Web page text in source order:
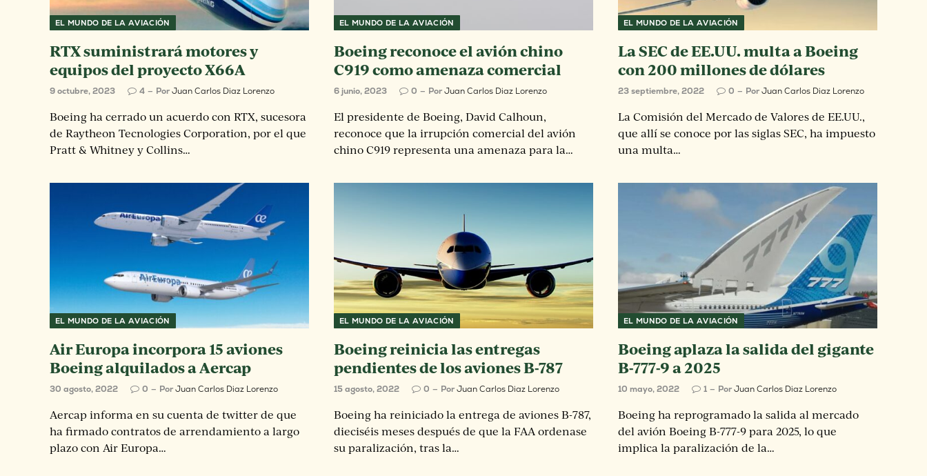
EL MUNDO DE LA AVIACIÓN
RTX suministrará motores y
equipos del proyecto X66A
9 octubre, 2023 4 PorJuan Carlos Diaz Lorenzo
Boeing ha cerrado un acuerdo con RTX, sucesora
de Raytheon Tecnologies Corporation, por el que
Pratt & Whitney y Collins…
EL MUNDO DE LA AVIACIÓN
Boeing reconoce el avión chino
C919 como amenaza comercial
6 junio, 2023 0 PorJuan Carlos Diaz Lorenzo
El presidente de Boeing, David Calhoun,
reconoce que la irrupción comercial del avión
chino C919 representa una amenaza para la…
EL MUNDO DE LA AVIACIÓN
La SEC de EE.UU. multa a Boeing
con 200 millones de dólares
23 septiembre, 2022 0 PorJuan Carlos Diaz Lorenzo
La Comisión del Mercado de Valores de EE.UU.,
que allí se conoce por las siglas SEC, ha impuesto
una multa…
EL MUNDO DE LA AVIACIÓN
Air Europa incorpora 15 aviones
Boeing alquilados a Aercap
30 agosto, 2022 0 PorJuan Carlos Diaz Lorenzo
Aercap informa en su cuenta de twitter de que
ha firmado contratos de arrendamiento a largo
plazo con Air Europa…
EL MUNDO DE LA AVIACIÓN
Boeing reinicia las entregas
pendientes de los aviones B-787
15 agosto, 2022 0 PorJuan Carlos Diaz Lorenzo
Boeing ha reiniciado la entrega de aviones B-787,
dieciséis meses después de que la FAA ordenase
su paralización, tras la…
EL MUNDO DE LA AVIACIÓN
Boeing aplaza la salida del gigante
B-777-9 a 2025
10 mayo, 2022 1 PorJuan Carlos Diaz Lorenzo
Boeing ha reprogramado la salida al mercado
del avión Boeing B-777-9 para 2025, lo que
implica la paralización de la…